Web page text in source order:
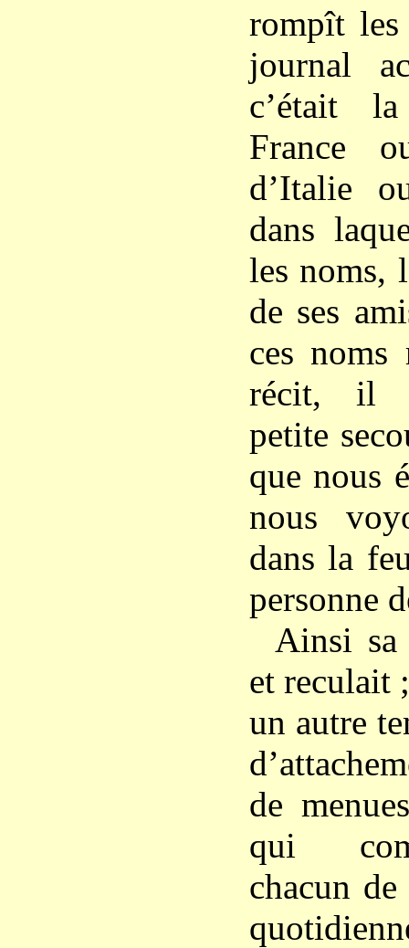
rompît les
journal
c’était
France
d’Italie
dans
les noms,
de ses
ces noms
récit, il
petite
que nous
nous
dans la
personne
Ainsi sa
et reculait
un autre
de
qui
chacun de